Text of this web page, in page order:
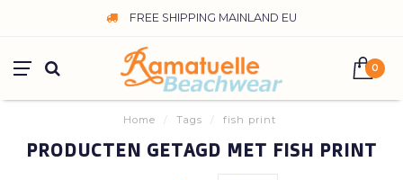
FREE SHIPPING MAINLAND EU
0
Home / Tags / fish print
PRODUCTEN GETAGD MET FISH PRINT